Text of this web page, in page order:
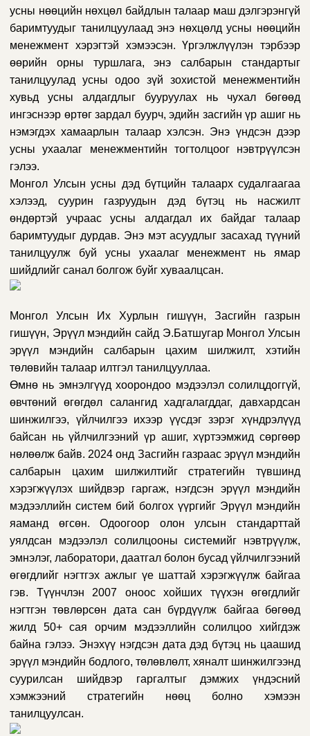
усны нөөцийн нөхцөл байдлын талаар маш дэлгэрэнгүй
баримтуудыг танилцуулаад энэ нөхцөлд усны нөөцийн
менежмент хэрэгтэй хэмээсэн. Үргэлжлүүлэн тэрбээр
өөрийн орны туршлага, энэ салбарын стандартыг
танилцуулад усны одоо зүй зохистой менежментийн
хувьд усны алдагдлыг бууруулах нь чухал бөгөөд
ингэснээр өртөг зардал буурч, эдийн засгийн үр ашиг нь
нэмэгдэх хамаарлын талаар хэлсэн. Энэ үндсэн дээр
усны ухаалаг менежментийн тогтолцоог нэвтрүүлсэн
гэлээ.
Монгол Улсын усны дэд бүтцийн талаарх судалгаагаа
хэлээд, суурин газруудын дэд бүтэц нь насжилт
өндөртэй учраас усны алдагдал их байдаг талаар
баримтуудыг дурдав. Энэ мэт асуудлыг засахад түүний
танилцуулж буй усны ухаалаг менежмент нь ямар
шийдлийг санал болгож буйг хуваалцсан.
Монгол Улсын Их Хурлын гишүүн, Засгийн газрын
гишүүн, Эрүүл мэндийн сайд Э.Батшугар Монгол Улсын
эрүүл мэндийн салбарын цахим шилжилт, хэтийн
төлөвийн талаар илтгэл танилцууллаа.
Өмнө нь эмнэлгүүд хоорондоо мэдээлэл солилцдоггүй,
өвчтөний өгөгдөл салангид хадгалагддаг, давхардсан
шинжилгээ, үйлчилгээ ихээр үүсдэг зэрэг хүндрэлүүд
байсан нь үйлчилгээний үр ашиг, хүртээмжид сөргөөр
нөлөөлж байв. 2024 онд Засгийн газраас эрүүл мэндийн
салбарын цахим шилжилтийг стратегийн түвшинд
хэрэгжүүлэх шийдвэр гаргаж, нэгдсэн эрүүл мэндийн
мэдээллийн систем бий болгох үүргийг Эрүүл мэндийн
яаманд өгсөн. Одоогоор олон улсын стандарттай
уялдсан мэдээлэл солилцооны системийг нэвтрүүлж,
эмнэлэг, лаборатори, даатгал болон бусад үйлчилгээний
өгөгдлийг нэгтгэх ажлыг үе шаттай хэрэгжүүлж байгаа
гэв. Түүнчлэн 2007 оноос хойших түүхэн өгөгдлийг
нэгтгэн төвлөрсөн дата сан бүрдүүлж байгаа бөгөөд
жилд 50+ сая орчим мэдээллийн солилцоо хийгдэж
байна гэлээ. Энэхүү нэгдсэн дата дэд бүтэц нь цаашид
эрүүл мэндийн бодлого, төлөвлөлт, хяналт шинжилгээнд
суурилсан шийдвэр гаргалтыг дэмжих үндэсний
хэмжээний стратегийн нөөц болно хэмээн
танилцуулсан.